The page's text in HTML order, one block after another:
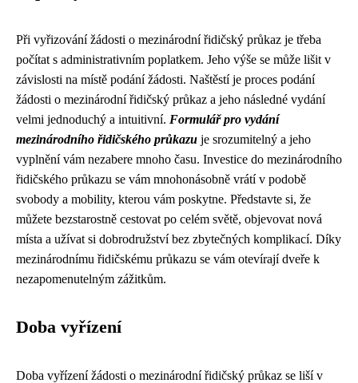
Při vyřizování žádosti o mezinárodní řidičský průkaz je třeba
počítat s administrativním poplatkem. Jeho výše se může lišit v
závislosti na místě podání žádosti. Naštěstí je proces podání
žádosti o mezinárodní řidičský průkaz a jeho následné vydání
velmi jednoduchý a intuitivní. Formulář pro vydání
mezinárodního řidičského průkazu je srozumitelný a jeho
vyplnění vám nezabere mnoho času. Investice do mezinárodního
řidičského průkazu se vám mnohonásobně vrátí v podobě
svobody a mobility, kterou vám poskytne. Představte si, že
můžete bezstarostně cestovat po celém světě, objevovat nová
místa a užívat si dobrodružství bez zbytečných komplikací. Díky
mezinárodnímu řidičskému průkazu se vám otevírají dveře k
nezapomenutelným zážitkům.
Doba vyřízení
Doba vyřízení žádosti o mezinárodní řidičský průkaz se liší v